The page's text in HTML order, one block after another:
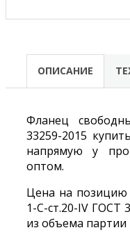
ОПИСАНИЕ
Фланец
33259-2015
напрямую у
оптом.
Цена на позицию
1-С-ст.20-IV ГОСТ
из объема партии